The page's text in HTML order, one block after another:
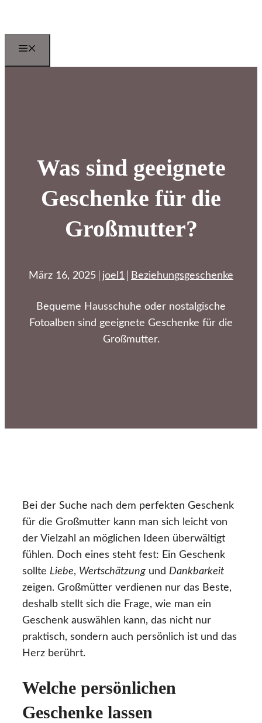
springen
Was sind geeignete
Geschenke für die
Großmutter?
März 16, 2025 joel1 Beziehungsgeschenke
Bequeme Hausschuhe oder nostalgische
Fotoalben sind geeignete Geschenke für die
Großmutter.
Bei der Suche nach dem perfekten Geschenk
für die Großmutter kann man sich leicht von
der Vielzahl an möglichen Ideen überwältigt
fühlen. Doch eines steht fest: Ein Geschenk
sollte Liebe, Wertschätzung und Dankbarkeit
zeigen. Großmütter verdienen nur das Beste,
deshalb stellt sich die Frage, wie man ein
Geschenk auswählen kann, das nicht nur
praktisch, sondern auch persönlich ist und das
Herz berührt.
Welche persönlichen
Geschenke lassen